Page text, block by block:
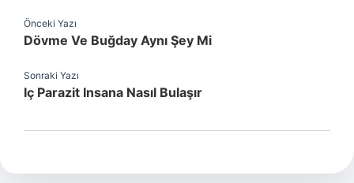
Önceki Yazı
Dövme Ve Buğday Aynı Şey Mi
Sonraki Yazı
Iç Parazit Insana Nasıl Bulaşır